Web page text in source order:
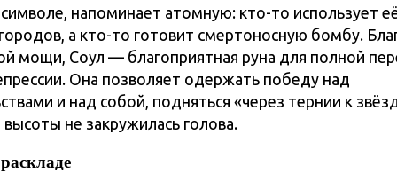
напоминает атомную: кто-то использует
а кто-то готовит смертоносную бомбу.
мощи, Соул — благоприятная руна для полной
Она позволяет одержать победу над
и над собой, подняться «через тернии к
не закружилась голова.